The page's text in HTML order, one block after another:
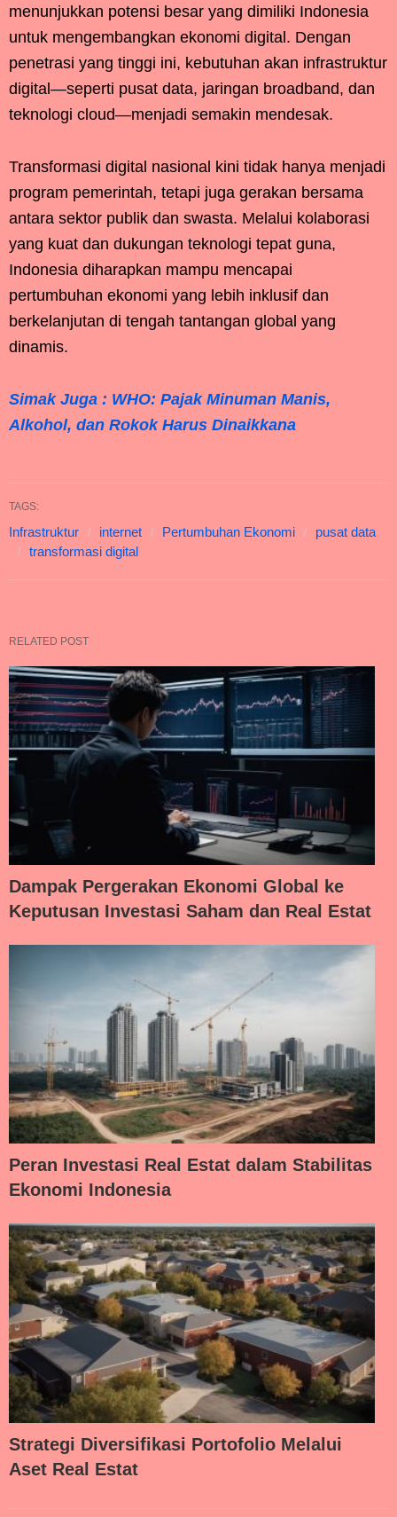
menunjukkan potensi besar yang dimiliki Indonesia
untuk mengembangkan ekonomi digital. Dengan
penetrasi yang tinggi ini, kebutuhan akan infrastruktur
digital—seperti pusat data, jaringan broadband, dan
teknologi cloud—menjadi semakin mendesak.
Transformasi digital nasional kini tidak hanya menjadi
program pemerintah, tetapi juga gerakan bersama
antara sektor publik dan swasta. Melalui kolaborasi
yang kuat dan dukungan teknologi tepat guna,
Indonesia diharapkan mampu mencapai
pertumbuhan ekonomi yang lebih inklusif dan
berkelanjutan di tengah tantangan global yang
dinamis.
Simak Juga : WHO: Pajak Minuman Manis,
Alkohol, dan Rokok Harus Dinaikkana
TAGS:
Infrastruktur internet Pertumbuhan Ekonomi
pusat data
transformasi digital
RELATED POST
Dampak Pergerakan Ekonomi Global ke
Keputusan Investasi Saham dan Real Estat
Peran Investasi Real Estat dalam Stabilitas
Ekonomi Indonesia
Strategi Diversifikasi Portofolio Melalui
Aset Real Estat